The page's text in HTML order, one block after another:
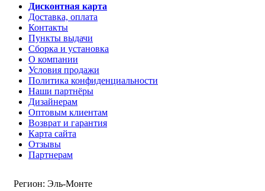
Дисконтная карта
Доставка, оплата
Контакты
Пункты выдачи
Сборка и установка
О компании
Условия продажи
Политика конфиденциальности
Наши партнёры
Дизайнерам
Оптовым клиентам
Возврат и гарантия
Карта сайта
Отзывы
Партнерам
Регион: Эль-Монте